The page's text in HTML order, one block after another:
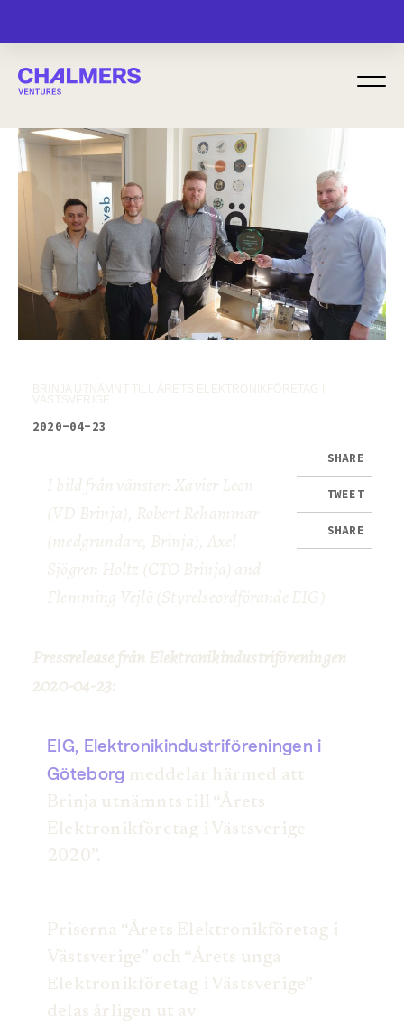
BRINJA UTNÄMNT TILL ÅRETS ELEKTRONIKFÖRETAG I
VÄSTSVERIGE
2020-04-23
SHARE
TWEET
SHARE
I bild från vänster: Xavier Leon
(VD Brinja), Robert Rehammar
(medgrundare, Brinja), Axel
Sjögren Holtz (CTO Brinja) and
Flemming Vejlö (Styrelseordförande EIG)
Pressrelease från Elektronikindustriföreningen
2020-04-23:
EIG, Elektronikindustriföreningen i
Göteborg meddelar härmed att
Brinja utnämnts till “Årets
Elektronikföretag i Västsverige
2020”.
Priserna “Årets Elektronikföretag i
Västsverige” och “Årets unga
Elektronikföretag i Västsverige”
delas årligen ut av